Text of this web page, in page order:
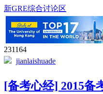
新GRE综合讨论区
231164
jianlaishuade
[备考心经] 2015备